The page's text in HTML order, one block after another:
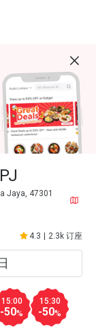
Jaya, 47301
4.3 2.3k 订座
15:00
-50%
15:30
-50%